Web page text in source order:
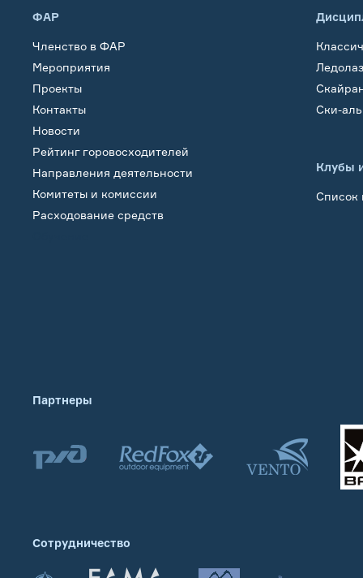
ФАР
Членство в ФАР
Мероприятия
Проекты
Контакты
Новости
Рейтинг горовосходителей
Направления деятельности
Комитеты и комиссии
Расходование средств
Ски-
Клубы
Список
Партнеры
Сотрудничество